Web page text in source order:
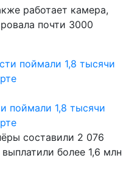
работает камера,
почти 3000
поймали 1,8 тысячи
составили 2 076
более 1,6 млн